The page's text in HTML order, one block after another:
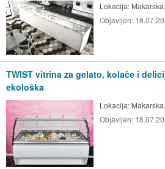
Lokacija:
Objavljen:
TWIST vitrina za gelato, kolače i
ekološka
Lokacija:
Objavljen: